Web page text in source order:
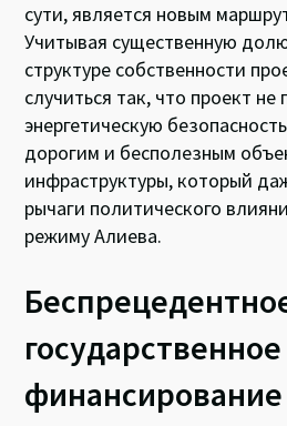
сути, является новым
Учитывая существенную
структуре собственности
случиться так, что проект не
энергетическую
дорогим и бесполезным
инфраструктуры, который
рычаги политического
режиму Алиева.
государственное
финансирование